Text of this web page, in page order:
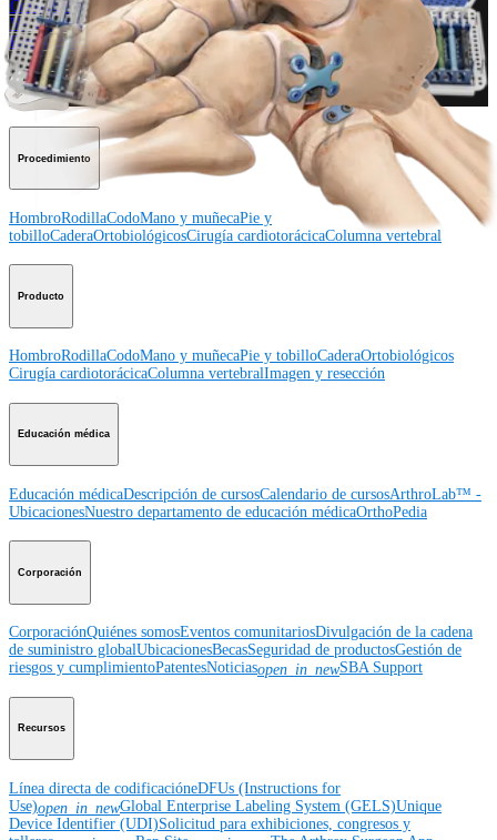
Contacte a un representante
Ver eventos, laboratorios y oportunidades educativas
Regístrese para recibir: ¿Qué hay de nuevo en Arthrex?
Conéctese con nosotros
Procedimiento
HombroRodillaCodoMano y muñecaPie y
tobilloCaderaOrtobiológicosCirugía cardiotorácicaColumna vertebral
Producto
HombroRodillaCodoMano y muñecaPie y tobilloCaderaOrtobiológicos
Cirugía cardiotorácicaColumna vertebralImagen y resección
Educación médica
Educación médicaDescripción de cursosCalendario de cursosArthroLab™ -
UbicacionesNuestro departamento de educación médicaOrthoPedia
Corporación
CorporaciónQuiénes somosEventos comunitariosDivulgación de la cadena
de suministro globalUbicacionesBecasSeguridad de productosGestión de
riesgos y cumplimientoPatentesNoticiasopen_in_newSBA Support
Recursos
Línea directa de codificacióneDFUs (Instructions for
Use)open_in_newGlobal Enterprise Labeling System (GELS)Unique
Device Identifier (UDI)Solicitud para exhibiciones, congresos y